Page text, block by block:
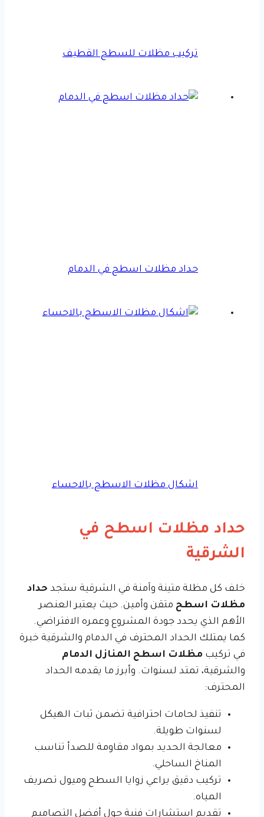
تركيب مظلات للسطح القطيف
حداد مظلات اسطح في الدمام
اشكال مظلات الاسطح بالاحساء
حداد مظلات اسطح في
الشرقية
خلف كل مظلة متينة وآمنة في الشرقية ستجد حداد
مظلات اسطح متقن وأمين. حيث يعتبر العنصر
الأهم الذي يحدد جودة المشروع وعمره الافتراضي.
كما يمتلك الحداد المحترف في الدمام والشرقية خبرة
في تركيب مظلات اسطح المنازل الدمام
والشرقية، تمتد لسنوات. وأبرز ما يقدمه الحداد
المحترف:
تنفيذ لحامات احترافية تضمن ثبات الهيكل
لسنوات طويلة.
معالجة الحديد بمواد مقاومة للصدأ تناسب
المناخ الساحلي.
تركيب دقيق يراعي زوايا السطح وميول تصريف
المياه.
تقديم استشارات فنية حول أفضل التصاميم